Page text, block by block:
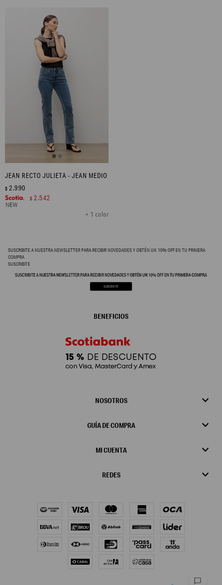
JEAN RECTO JULIETA - JEAN MEDIO
+ 1 color
$ 2.990
$ 2.542
SUSCRIBITE A NUESTRA NEWSLETTER PARA RECIBIR NOVEDADES Y OBTÉN UN 10% OFF EN TU PRIMERA
COMPRA
SUSCRIBITE
NOSOTROS
GUÍA DE COMPRA
MI CUENTA
REDES
BENEFICIOS
chat_bubble